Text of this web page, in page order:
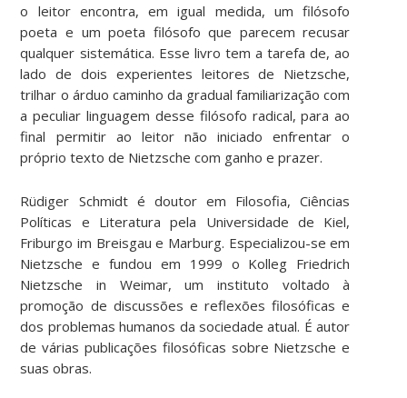
o leitor encontra, em igual medida, um filósofo
poeta e um poeta filósofo que parecem recusar
qualquer sistemática. Esse livro tem a tarefa de, ao
lado de dois experientes leitores de Nietzsche,
trilhar o árduo caminho da gradual familiarização com
a peculiar linguagem desse filósofo radical, para ao
final permitir ao leitor não iniciado enfrentar o
próprio texto de Nietzsche com ganho e prazer.
Rüdiger Schmidt é doutor em Filosofia, Ciências
Políticas e Literatura pela Universidade de Kiel,
Friburgo im Breisgau e Marburg. Especializou-se em
Nietzsche e fundou em 1999 o Kolleg Friedrich
Nietzsche in Weimar, um instituto voltado à
promoção de discussões e reflexões filosóficas e
dos problemas humanos da sociedade atual. É autor
de várias publicações filosóficas sobre Nietzsche e
suas obras.